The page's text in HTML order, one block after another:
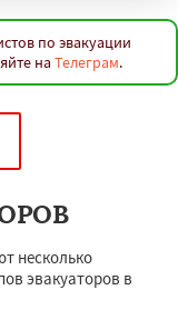
по эвакуации
на Телеграм.
несколько
эвакуаторов в